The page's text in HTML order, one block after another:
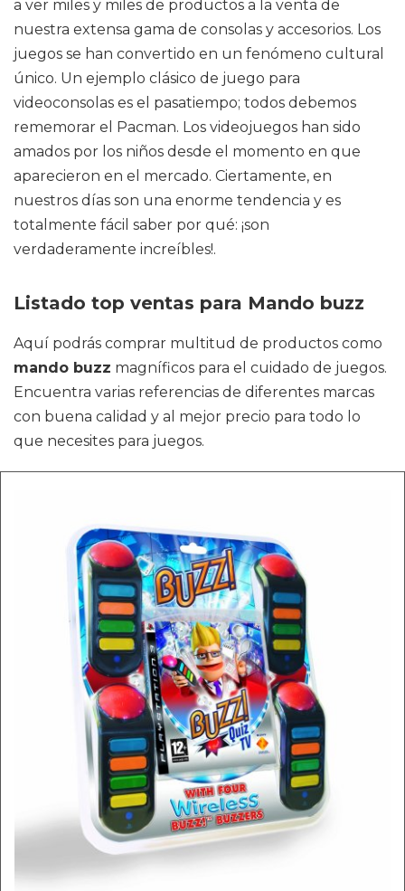
a ver miles y miles de productos a la venta de
nuestra extensa gama de consolas y accesorios. Los
juegos se han convertido en un fenómeno cultural
único. Un ejemplo clásico de juego para
videoconsolas es el pasatiempo; todos debemos
rememorar el Pacman. Los videojuegos han sido
amados por los niños desde el momento en que
aparecieron en el mercado. Ciertamente, en
nuestros días son una enorme tendencia y es
totalmente fácil saber por qué: ¡son
verdaderamente increíbles!.
Listado top ventas para Mando buzz
Aquí podrás comprar multitud de productos como
mando buzz magníficos para el cuidado de juegos.
Encuentra varias referencias de diferentes marcas
con buena calidad y al mejor precio para todo lo
que necesites para juegos.